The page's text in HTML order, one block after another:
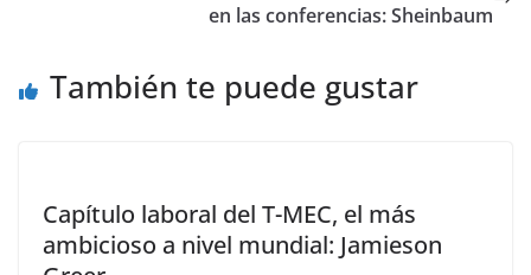
en las conferencias: Sheinbaum
También te puede gustar
Capítulo laboral del T-MEC, el más
ambicioso a nivel mundial: Jamieson